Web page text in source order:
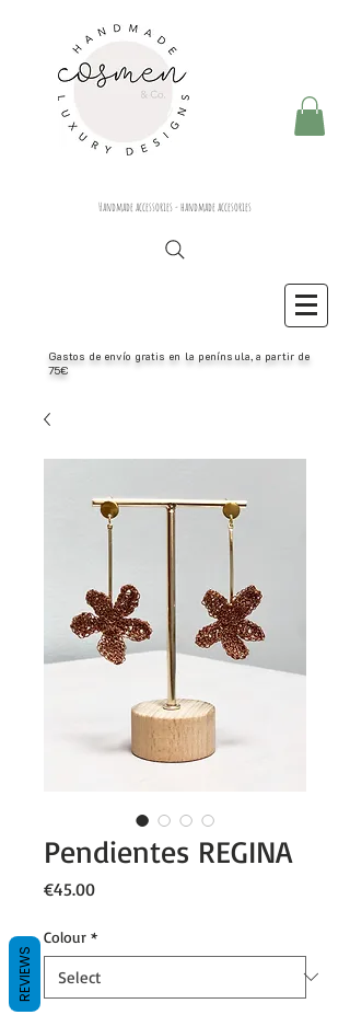
Handmade accessories - handmade accesories
Gastos de envío gratis en la península, a partir de
75€
Pendientes REGINA
€45.00Price
Colour *
REVIEWS